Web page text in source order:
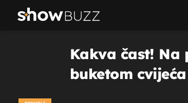
Kakva čast! Na
buketom cvijeća